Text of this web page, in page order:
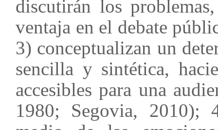
discutirán los
ventaja en el debate
3) conceptualizan un
sencilla y sintética,
accesibles para una
1980; Segovia, 2010);